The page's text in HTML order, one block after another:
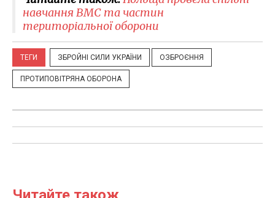
навчання ВМС та частин
територіальної оборони
ТЕГИ ЗБРОЙНІ СИЛИ УКРАЇНИ ОЗБРОЄННЯ
ПРОТИПОВІТРЯНА ОБОРОНА